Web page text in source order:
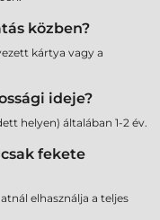
közben?
kártya vagy a
ideje?
helyen) általában 1-2 év.
fekete
elhasználja a teljes